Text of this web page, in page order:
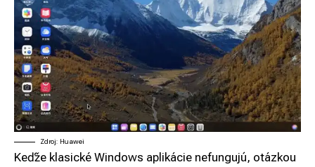
Zdroj: Huawei
Keďže klasické Windows aplikácie nefungujú, otázkou